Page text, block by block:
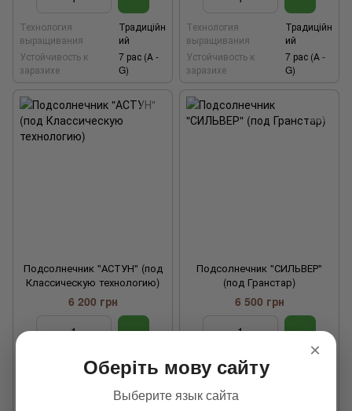
Технология
выращивания
Традиційн
ий
Устойчивость к
заразихе
7 рас (А -
G)
Технология
выращивания
Традиційн
ий
Устойчивость к
заразихе
7 рас (А -
G)
Подсолнечник "АСТУН" (под
Классическую технологию)
6 200 грн
Традиційн
ий
8 рас (G+)
Подсолнечник "СИЛЬВЕР"
(под Гранстар)
6 500 грн
выращивания
Устойчивость к
заразихе
×
Оберіть мову сайту
Выберите язык сайта